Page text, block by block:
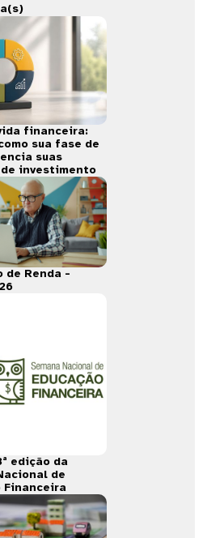
financeira:
sua fase de
suas
investimento
de Renda -
edição da
de
Financeira